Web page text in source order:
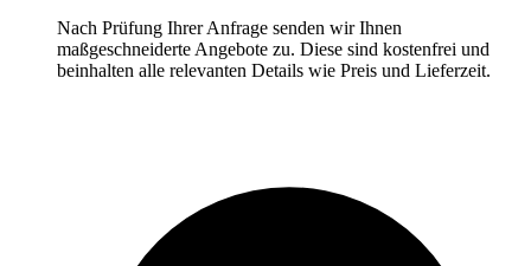
Nach Prüfung Ihrer Anfrage senden wir Ihnen
maßgeschneiderte Angebote zu. Diese sind kostenfrei und
beinhalten alle relevanten Details wie Preis und Lieferzeit.